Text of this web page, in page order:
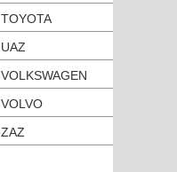
TOYOTA
UAZ
VOLKSWAGEN
VOLVO
ZAZ